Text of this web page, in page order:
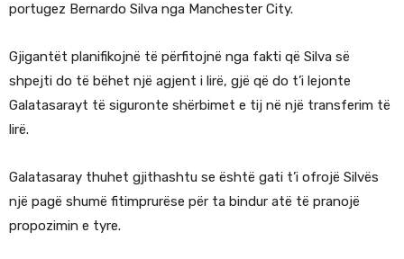
portugez Bernardo Silva nga Manchester City.
Gjigantët planifikojnë të përfitojnë nga fakti që Silva së
shpejti do të bëhet një agjent i lirë, gjë që do t’i lejonte
Galatasarayt të siguronte shërbimet e tij në një transferim të
lirë.
Galatasaray thuhet gjithashtu se është gati t’i ofrojë Silvës
një pagë shumë fitimprurëse për ta bindur atë të pranojë
propozimin e tyre.